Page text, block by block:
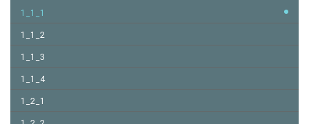
1_1_1
1_1_2
1_1_3
1_1_4
1_2_1